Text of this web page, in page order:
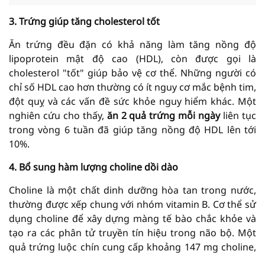
3. Trứng giúp tăng cholesterol tốt
Ăn trứng đều đặn có khả năng làm tăng nồng độ
lipoprotein mật độ cao (HDL), còn được gọi là
cholesterol "tốt" giúp bảo vệ cơ thể. Những người có
chỉ số HDL cao hơn thường có ít nguy cơ mắc bệnh tim,
đột quỵ và các vấn đề sức khỏe nguy hiểm khác. Một
nghiên cứu cho thấy, ăn 2 quả trứng mỗi ngàyliên tục
trong vòng 6 tuần đã giúp tăng nồng độ HDL lên tới
10%.
4. Bổ sung hàm lượng choline dồi dào
Choline là một chất dinh dưỡng hòa tan trong nước,
thường được xếp chung với nhóm vitamin B. Cơ thể sử
dụng choline để xây dựng màng tế bào chắc khỏe và
tạo ra các phân tử truyền tín hiệu trong não bộ. Một
quả trứng luộc chín cung cấp khoảng 147 mg choline,